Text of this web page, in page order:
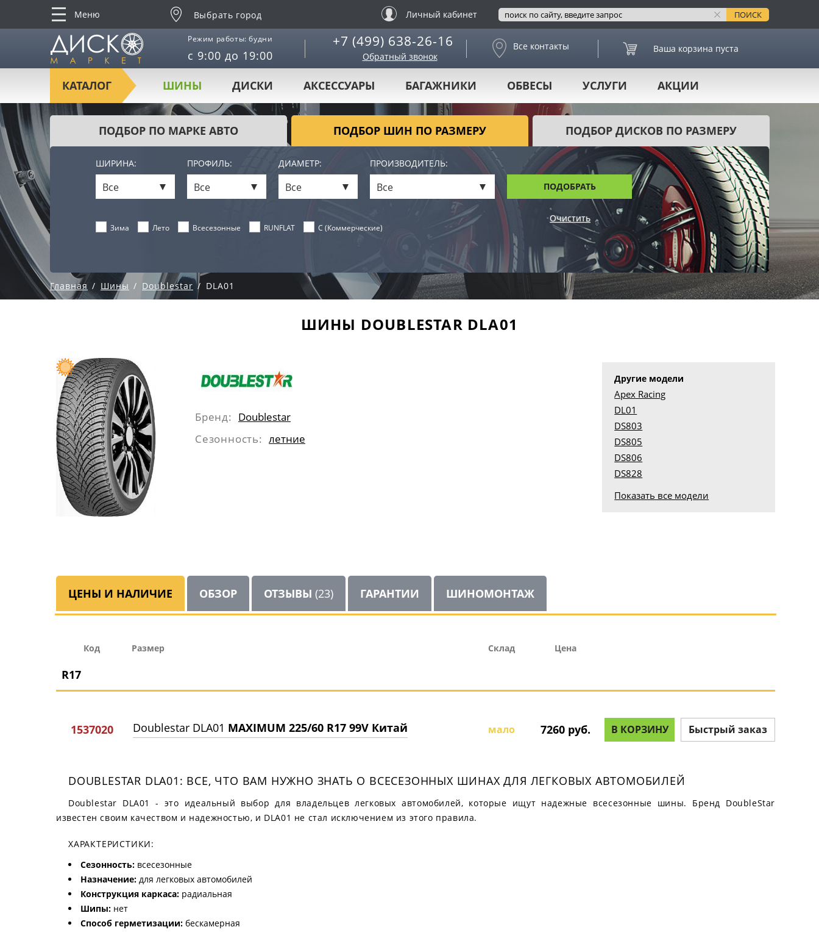
Меню Выбрать город Личный кабинет
Режим работы: будни
с 9:00 до 19:00
+7 (499) 638-26-16
Обратный звонок
Все контакты Ваша корзина пуста
КАТАЛОГ ШИНЫ ДИСКИ АКСЕССУАРЫ БАГАЖНИКИ ОБВЕСЫ УСЛУГИ АКЦИИ
ПОДБОР ПО МАРКЕ АВТО ПОДБОР ШИН ПО РАЗМЕРУ ПОДБОР ДИСКОВ ПО РАЗМЕРУ
ШИРИНА: ПРОФИЛЬ: ДИАМЕТР: ПРОИЗВОДИТЕЛЬ:
Все Все Все Все ПОДОБРАТЬ
Зима Лето Всесезонные RUNFLAT C (Коммерческие)
Главная Шины Doublestar DLA01
ШИНЫ DOUBLESTAR DLA01
Бренд:
Doublestar
Сезонность: летние
Другие модели
Apex Racing
DL01
DS803
DS805
DS806
DS828
Показать все модели
ЦЕНЫ И НАЛИЧИЕ ОБЗОР ОТЗЫВЫ (23) ГАРАНТИИ ШИНОМОНТАЖ
Код Размер Склад Цена
R17
1537020 Doublestar DLA01 MAXIMUM 225/60 R17 99V Китай мало 7260 руб. В КОРЗИНУ Быстрый заказ
DOUBLESTAR DLA01: ВСЕ, ЧТО ВАМ НУЖНО ЗНАТЬ О ВСЕСЕЗОННЫХ ШИНАХ ДЛЯ ЛЕГКОВЫХ АВТОМОБИЛЕЙ
Doublestar DLA01 - это идеальный выбор для владельцев легковых автомобилей, которые ищут надежные всесезонные шины. Бренд DoubleStar
известен своим качеством и надежностью, и DLA01 не стал исключением из этого правила.
ХАРАКТЕРИСТИКИ:
Сезонность: всесезонные
Назначение: для легковых автомобилей
Конструкция каркаса: радиальная
Шипы: нет
Способ герметизации: бескамерная